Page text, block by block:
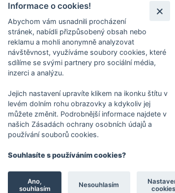
Informace o cookies!
Abychom vám usnadnili procházení
stránek, nabídli přizpůsobený obsah nebo
reklamu a mohli anonymně analyzovat
návštěvnost, využíváme soubory cookies, které
sdílíme se svými partnery pro sociální média,
inzerci a analýzu.
Jejich nastavení upravíte klikem na ikonku štítu v
levém dolním rohu obrazovky a kdykoliv jej
můžete změnit. Podrobnější informace najdete v
našich Zásadách ochrany osobních údajů a
používání souborů cookies.
Souhlasíte s používáním cookies?
Ano,
souhlasím
Nesouhlasím
cookies